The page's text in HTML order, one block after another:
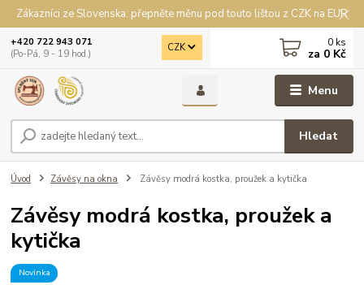
Zákazníci ze Slovenska: přepněte měnu pod touto lištou z CZK na EUR
Menu
CZK
Hledat
+420 722 943 071
(Po-Pá, 9 - 19 hod.)
0 ks
za 0 Kč
Úvod Závěsy na okna Závěsy modrá kostka, proužek a kytička
Závěsy modrá kostka, proužek a
kytička
Novinka